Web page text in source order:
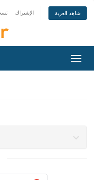
الإشتراك شاهد العربة